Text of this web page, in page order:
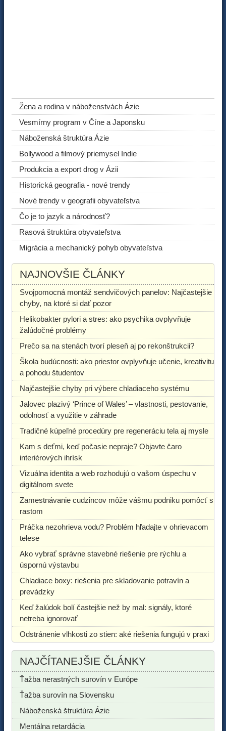
Žena a rodina v náboženstvách Ázie
Vesmírny program v Číne a Japonsku
Náboženská štruktúra Ázie
Bollywood a filmový priemysel Indie
Produkcia a export drog v Ázii
Historická geografia - nové trendy
Nové trendy v geografii obyvateľstva
Čo je to jazyk a národnosť?
Rasová štruktúra obyvateľstva
Migrácia a mechanický pohyb obyvateľstva
NAJNOVŠIE ČLÁNKY
Svojpomocná montáž sendvičových panelov: Najčastejšie
chyby, na ktoré si dať pozor
Helikobakter pylori a stres: ako psychika ovplyvňuje
žalúdočné problémy
Prečo sa na stenách tvorí pleseň aj po rekonštrukcii?
Škola budúcnosti: ako priestor ovplyvňuje učenie, kreativitu
a pohodu študentov
Najčastejšie chyby pri výbere chladiaceho systému
Jalovec plazivý ‘Prince of Wales’ – vlastnosti, pestovanie,
odolnosť a využitie v záhrade
Tradičné kúpeľné procedúry pre regeneráciu tela aj mysle
Kam s deťmi, keď počasie nepraje? Objavte čaro
interiérových ihrísk
Vizuálna identita a web rozhodujú o vašom úspechu v
digitálnom svete
Zamestnávanie cudzincov môže vášmu podniku pomôcť s
rastom
Práčka nezohrieva vodu? Problém hľadajte v ohrievacom
telese
Ako vybrať správne stavebné riešenie pre rýchlu a
úspornú výstavbu
Chladiace boxy: riešenia pre skladovanie potravín a
prevádzky
Keď žalúdok bolí častejšie než by mal: signály, ktoré
netreba ignorovať
Odstránenie vlhkosti zo stien: aké riešenia fungujú v praxi
NAJČÍTANEJŠIE ČLÁNKY
Ťažba nerastných surovín v Európe
Ťažba surovín na Slovensku
Náboženská štruktúra Ázie
Mentálna retardácia